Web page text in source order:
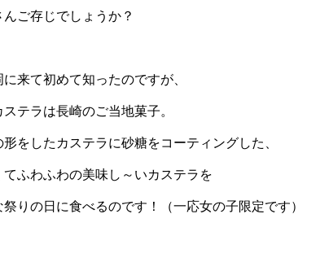
んご存じでしょうか？
に来て初めて知ったのですが、
ステラは長崎のご当地菓子。
形をしたカステラに砂糖をコーティングした、
てふわふわの美味し～いカステラを
祭りの日に食べるのです！（一応女の子限定です）